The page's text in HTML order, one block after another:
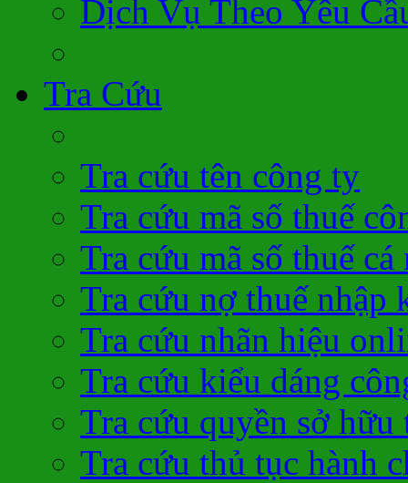
Dịch Vụ Theo Yêu
Tra Cứu
Tra cứu tên công ty
Tra cứu mã số thuế
Tra cứu mã số thuế cá
Tra cứu nợ thuế nhập
Tra cứu nhãn hiệu
Tra cứu kiểu dáng
Tra cứu quyền sở hữu
Tra cứu thủ tục hành